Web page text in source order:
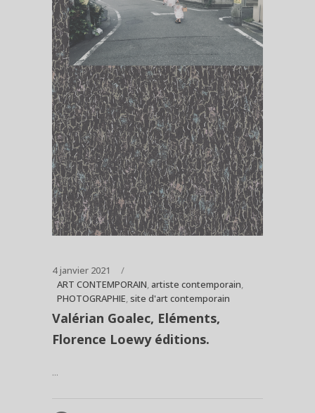
4 janvier 2021
ART CONTEMPORAIN, artiste contemporain,
PHOTOGRAPHIE,site d'art contemporain
Valérian Goalec, Eléments,
Florence Loewy éditions.
...